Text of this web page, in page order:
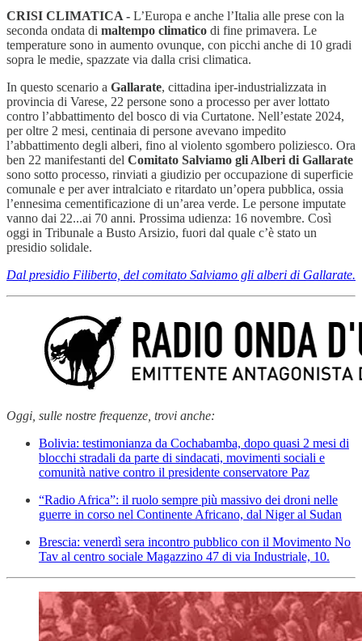
CRISI CLIMATICA - L’Europa e anche l’Italia alle prese con la
seconda ondata di maltempo climatico di fine primavera. Le
temperature sono in aumento ovunque, con picchi anche di 10 gradi
sopra le medie, spazzate via dalla crisi climatica.
In questo scenario a Gallarate, cittadina iper-industrializzata in
provincia di Varese, 22 persone sono a processo per aver lottato
contro l’abbattimento del bosco di via Curtatone. Nell’estate 2024,
per oltre 2 mesi, centinaia di persone avevano impedito
l’abbattimento degli alberi, fino al violento sgombero poliziesco. Ora
ben 22 manifestanti del Comitato Salviamo gli Alberi di Gallarate
sono sotto processo, rinviati a giudizio per occupazione di superficie
comunale e per aver intralciato e ritardato un’opera pubblica, ossia
l’ennesima cementificazione di un’area verde. Le persone imputate
vanno dai 22...ai 70 anni. Prossima udienza: 16 novembre. Così
oggi in Tribunale a Busto Arsizio, fuori dal quale c’è stato un
presidio solidale.
Dal presidio Filiberto, del comitato Salviamo gli alberi di Gallarate.
Oggi, sulle nostre frequenze, trovi anche:
Bolivia: testimonianza da Cochabamba, dopo quasi 2 mesi di
blocchi stradali da parte di sindacati, movimenti sociali e
comunità native contro il presidente conservatore Paz
“Radio Africa”: il ruolo sempre più massivo dei droni nelle
guerre in corso nel Continente Africano, dal Niger al Sudan
Brescia: venerdì sera incontro pubblico con il Movimento No
Tav al centro sociale Magazzino 47 di via Industriale, 10.